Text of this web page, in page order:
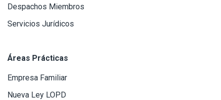
Despachos Miembros
Servicios Jurídicos
Áreas Prácticas
Empresa Familiar
Nueva Ley LOPD